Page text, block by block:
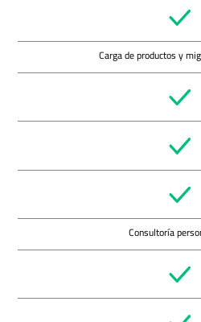
Carga de productos y
Consultoría